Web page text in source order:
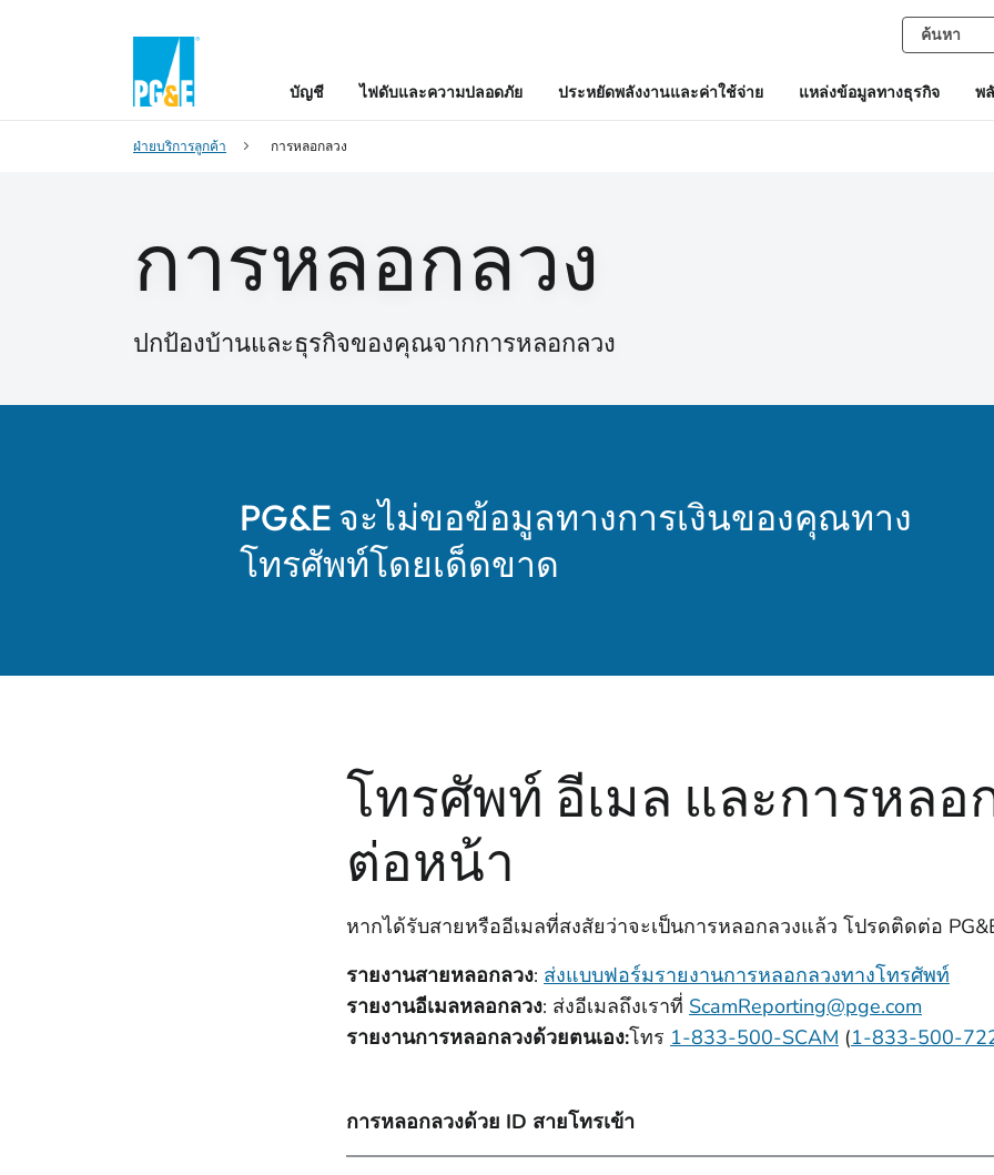
บัญชี ไฟดับและความปลอดภัย ประหยัดพลังงานและค่าใช้จ่าย แหล่งข้อมูลทางธุรกิจ พ
ฝ่ายบริการลูกค้า การหลอกลวง
การหลอกลวง
ปกป้องบ้านและธุรกิจของคุณจากการหลอกลวง
PG&E จะไม่ขอข้อมูลทางการเงินของคุณทาง
โทรศัพท์โดยเด็ดขาด
โทรศัพท์ อีเมล และการหลอ
ต่อหน้า
หากได้รับสายหรืออีเมลที่สงสัยว่าจะเป็นการหลอกลวงแล้ว โปรดติดต่อ
รายงานสายหลอกลวง: ส่งแบบฟอร์มรายงานการหลอกลวงทางโทรศัพท์
รายงานอีเมลหลอกลวง: ส่งอีเมลถึงเราที่ ScamReporting@pge.com
รายงานการหลอกลวงด้วยตนเอง:โทร 1-833-500-SCAM (1-833-500-
การหลอกลวงด้วย ID สายโทรเข้า